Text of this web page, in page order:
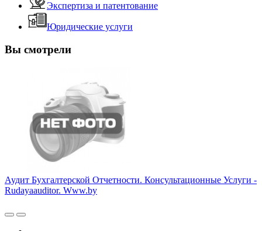
Экспертиза и патентование
Юридические услуги
Вы смотрели
Аудит Бухгалтерской Отчетности. Консультационные Услуги -
Rudayaauditor. Www.by